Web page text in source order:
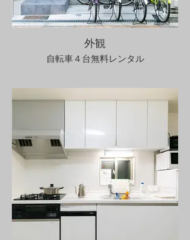
外観
自転車４台無料レンタル